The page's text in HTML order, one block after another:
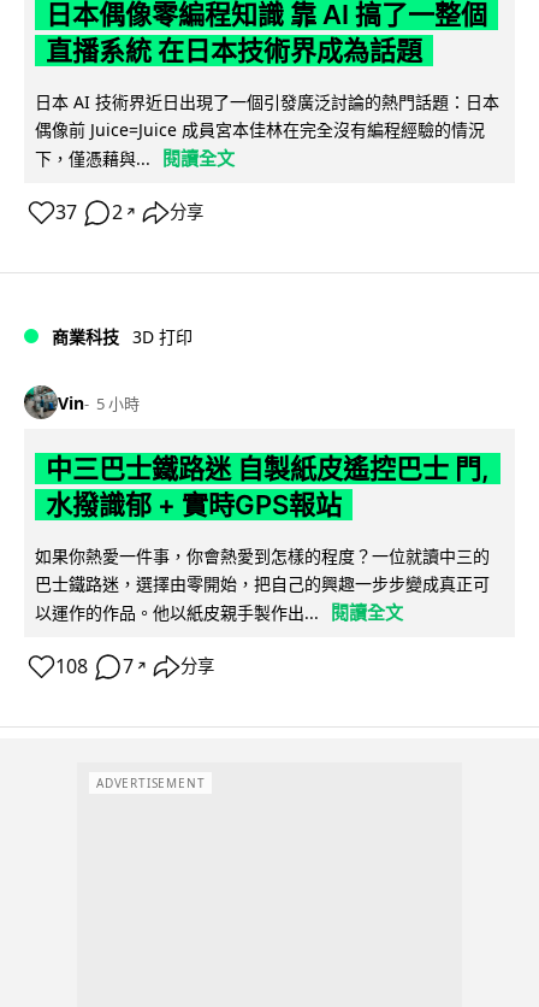
日本偶像零編程知識 靠 AI 搞了一整個
直播系統 在日本技術界成為話題
日本 AI 技術界近日出現了一個引發廣泛討論的熱門話題：日本
偶像前 Juice=Juice 成員宮本佳林在完全沒有編程經驗的情況
下，僅憑藉與...
閱讀全文
37 2 ↗ 分享
商業科技 3D 打印
Vin 5 小時
中三巴士鐵路迷 自製紙皮遙控巴士 門,
水撥識郁 + 實時GPS報站
如果你熱愛一件事，你會熱愛到怎樣的程度？一位就讀中三的
巴士鐵路迷，選擇由零開始，把自己的興趣一步步變成真正可
以運作的作品。他以紙皮親手製作出...
閱讀全文
108 7 ↗ 分享
ADVERTISEMENT